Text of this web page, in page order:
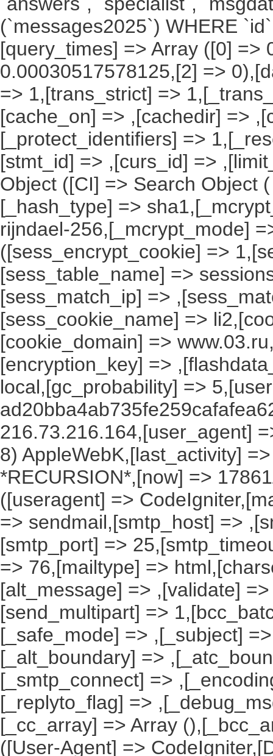
(`messages2025`) WHERE
[query_times] => Array ([0] =>
0.00030517578125,[2] =>
=> 1,[trans_strict] =>
[cache_on] => ,[cachedir] =>
[_protect_identifiers] =>
[stmt_id] => ,[curs_id] =>
Object ([CI] => Search Object
[_hash_type] =>
rijndael-256,[_mcrypt_mode]
([sess_encrypt_cookie] =>
[sess_table_name] =>
[sess_match_ip] =>
[sess_cookie_name] =>
[cookie_domain] =>
[encryption_key] =>
local,[gc_probability] =>
216.73.216.164,[user_agent]
8) AppleWebK,[last_activity]
*RECURSION*,[now] =>
([useragent] =>
=> sendmail,[smtp_host] =>
[smtp_port] =>
=> 76,[mailtype] =>
[alt_message] => ,[validate]
[send_multipart] =>
[_safe_mode] => ,[_subject]
[_alt_boundary] =>
[_smtp_connect] =>
[_replyto_flag] =>
[_cc_array] => Array
([User-Agent] =>